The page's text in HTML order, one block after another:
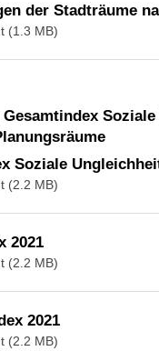
der Stadträume
(1.3 MB)
Soziale
(2.2 MB)
2021
(2.2 MB)
2021
(2.2 MB)